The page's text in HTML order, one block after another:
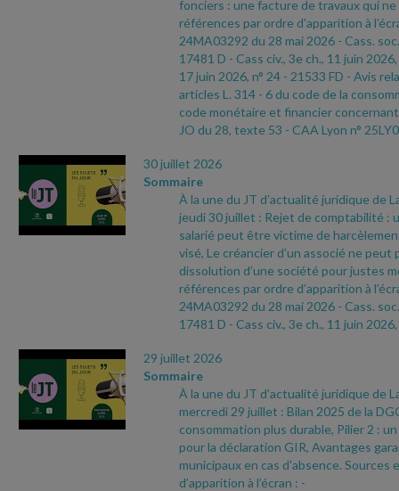
fonciers : une facture de travaux qui
références par ordre d’apparition à
24MA03292 du 28 mai 2026 - Cass.
17481 D - Cass civ., 3e ch., 11 juin 2026,
17 juin 2026, n° 24 - 21533 FD - Avis
articles L. 314 - 6 du code de la
code monétaire et financier
JO du 28, texte 53 - CAA Lyon n°
30 juillet 2026
Sommaire
À la une du JT d’actualité juridique de
jeudi 30 juillet : Rejet de comptabilité :
salarié peut être victime de
visé, Le créancier d'un associé ne peut
dissolution d’une société pour justes
références par ordre d’apparition à
24MA03292 du 28 mai 2026 - Cass.
17481 D - Cass civ., 3e ch., 11 juin 2026,
29 juillet 2026
Sommaire
À la une du JT d’actualité juridique de
mercredi 29 juillet : Bilan 2025 de la
consommation plus durable, Pilier 2 :
pour la déclaration GIR, Avantages
municipaux en cas d'absence.
d’apparition à l’écran : -